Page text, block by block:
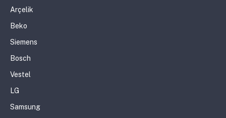
Arçelik
Beko
Siemens
Bosch
Vestel
LG
Samsung